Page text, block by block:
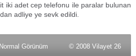
iki adet cep telefonu ile paralar bulunan
adliye ye sevk edildi.
Normal Görünüm © 2008 Vilayet 26